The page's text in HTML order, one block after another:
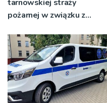
tarnowskiej straży
pożarnej w związku z